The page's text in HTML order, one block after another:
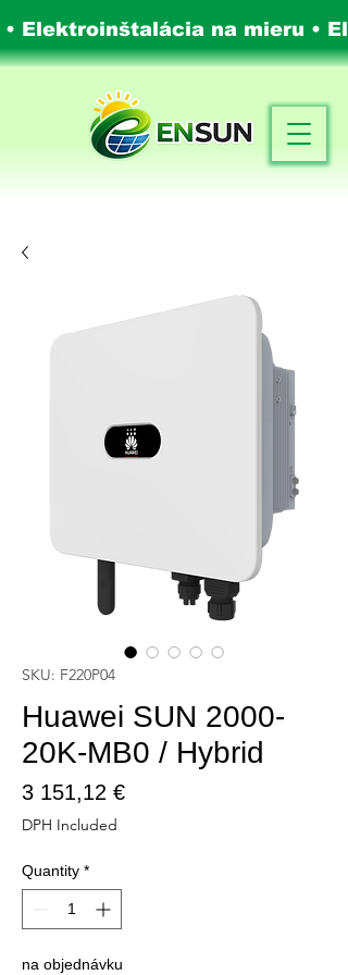
Elektroinštalácia na mieru •
SKU: F220P04
Huawei SUN 2000-
20K-MB0 / Hybrid
3 151,12 €Price
DPH Included
Quantity *
na objednávku